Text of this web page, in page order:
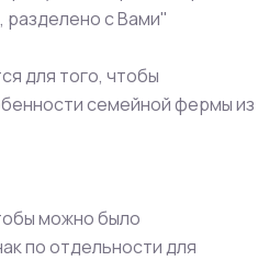
с Вами"
для того, чтобы
семейной фермы из
можно было
по отдельности для